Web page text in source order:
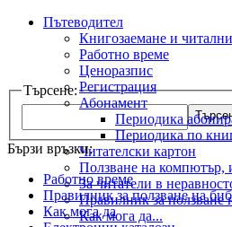
Пътеводител
Книгозаемане и читални
Работно време
Ценоразпис
Регистрация
Абонамент
Периодика
Периодика по
Читателски картон
Ползване на компютър,
За читатели в
Правилник за ползване
Как мога да...
Търсене:
Бързи връзки:
Работно време
Правилник за ползване на
Как мога да